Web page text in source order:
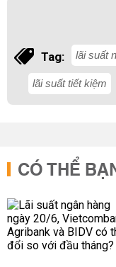
Tag: lãi suất
lãi suất tiết kiệm
CÓ THỂ